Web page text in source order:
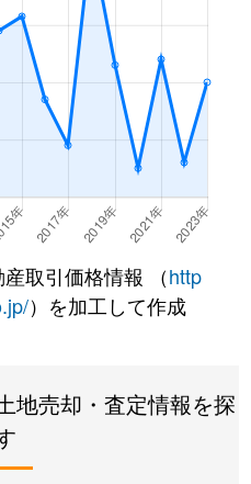
取引価格情報 （http
）を加工して作成
地売却・査定情報を探